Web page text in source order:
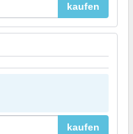
kaufen
kaufen